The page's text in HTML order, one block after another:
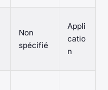
Non
spécifié
Appli
catio
n